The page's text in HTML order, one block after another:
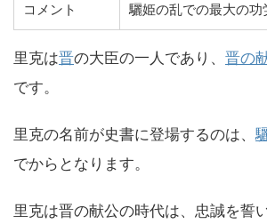
コメント 驪姫の乱での最大の功
里克は晋の大臣の一人であり、 晋の
です。
里克の名前が史書に登場するのは、
でからとなります。
里克は晋の献公の時代は、忠誠を誓